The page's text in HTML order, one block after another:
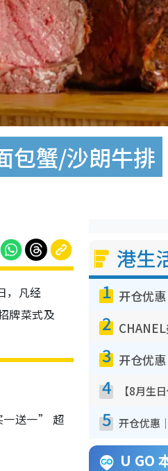
包蟹/沙朗牛排
，凡经
牌菜式及
一送一” 超
港生
1
2
3
4
5
U GO